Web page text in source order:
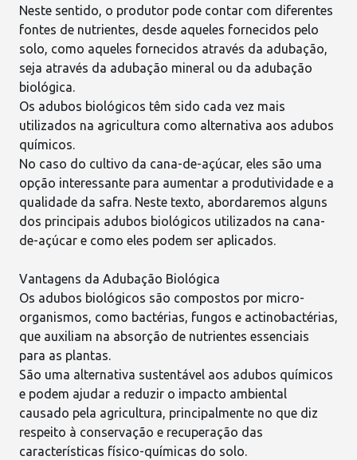
Neste sentido, o produtor pode contar com diferentes
fontes de nutrientes, desde aqueles fornecidos pelo
solo, como aqueles fornecidos através da adubação,
seja através da adubação mineral ou da adubação
biológica.
Os adubos biológicos têm sido cada vez mais
utilizados na agricultura como alternativa aos adubos
químicos.
No caso do cultivo da cana-de-açúcar, eles são uma
opção interessante para aumentar a produtividade e a
qualidade da safra. Neste texto, abordaremos alguns
dos principais adubos biológicos utilizados na cana-
de-açúcar e como eles podem ser aplicados.
Vantagens da Adubação Biológica
Os adubos biológicos são compostos por micro-
organismos, como bactérias, fungos e actinobactérias,
que auxiliam na absorção de nutrientes essenciais
para as plantas.
São uma alternativa sustentável aos adubos químicos
e podem ajudar a reduzir o impacto ambiental
causado pela agricultura, principalmente no que diz
respeito à conservação e recuperação das
características físico-químicas do solo.